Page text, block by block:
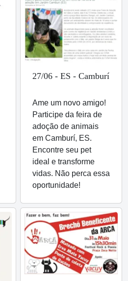
27/06 - ES - Camburí
Ame um novo amigo!
Participe da feira de
adoção de animais
em Camburí, ES.
Encontre seu pet
ideal e transforme
vidas. Não perca essa
oportunidade!